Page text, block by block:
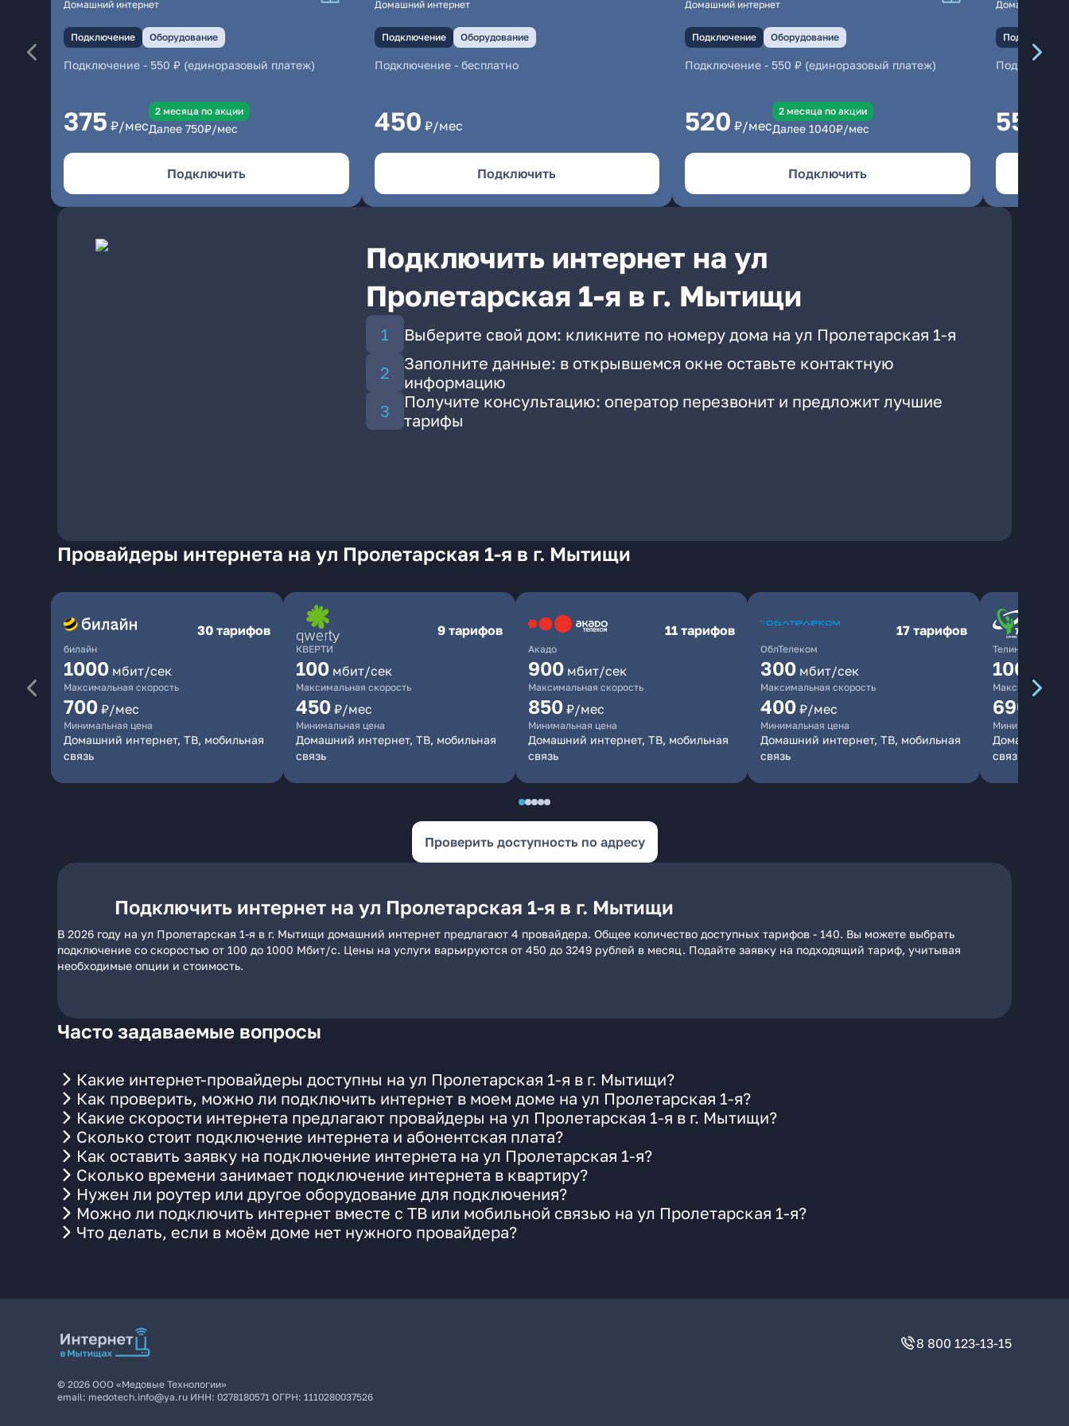
Домашний интернет
Подключение Оборудование
Подключение - 550 ₽ (единоразовый платеж)
375 ₽/мес
2 месяцa по акции
Далее 750₽/мес
Подключить
Домашний интернет
Подключение Оборудование
Подключение- бесплатно
450 ₽/мес
Подключить
Домашний интернет
Подключение Оборудование
Подключение - 550 ₽ (единоразовый платеж)
520 ₽/мес
2 месяцa по акции
Далее 1040₽/мес
Подключить
Домашний
Подключение
550
Подключить интернет на ул
Пролетарская 1-я в г. Мытищи
Выберите свой дом: кликните по номеру дома на ул Пролетарская 1-я
Заполните данные: в открывшемся окне оставьте контактную
информацию
Получите консультацию: оператор перезвонит и предложит лучшие
тарифы
Провайдеры интернета на ул Пролетарская 1-я в г. Мытищи
билайн
30 тарифов
1000 мбит/сек
Максимальная скорость
700 ₽/мес
Минимальная цена
Домашний интернет, ТВ, мобильная
связь
КВЕРТИ
9 тарифов
100 мбит/сек
Максимальная скорость
450 ₽/мес
Минимальная цена
Домашний интернет, ТВ, мобильная
связь
Акадо
11 тарифов
900 мбит/сек
Максимальная скорость
850 ₽/мес
Минимальная цена
Домашний интернет, ТВ, мобильная
связь
ОблТелеком
17 тарифов
300 мбит/сек
Максимальная скорость
400 ₽/мес
Минимальная цена
Домашний интернет, ТВ, мобильная
связь
ТелинКом
1000
Максимальная
690
Минимальная
Домашний
связь
Проверить доступность по адресу
Подключить интернет на ул Пролетарская 1-я в г. Мытищи
В 2026 году на ул Пролетарская 1-я в г. Мытищи домашний интернет предлагают 4 провайдера. Общее количество доступных тарифов - 140. Вы можете выбрать
подключение со скоростью от 100 до 1000 Мбит/с. Цены на услуги варьируются от 450 до 3249 рублей в месяц. Подайте заявку на подходящий тариф, учитывая
необходимые опции и стоимость.
Часто задаваемые вопросы
Какие интернет-провайдеры доступны на ул Пролетарская 1-я в г. Мытищи?
Как проверить, можно ли подключить интернет в моем доме на ул Пролетарская 1-я?
Какие скорости интернета предлагают провайдеры на ул Пролетарская 1-я в г. Мытищи?
Сколько стоит подключение интернета и абонентская плата?
Как оставить заявку на подключение интернета на ул Пролетарская 1-я?
Сколько времени занимает подключение интернета в квартиру?
Нужен ли роутер или другое оборудование для подключения?
Можно ли подключить интернет вместе с ТВ или мобильной связью на ул Пролетарская 1-я?
Что делать, если в моём доме нет нужного провайдера?
8 800 123-13-15
© 2026 ООО «Медовые Технологии»
email: medotech.info@ya.ru ИНН: 0278180571 ОГРН: 1110280037526